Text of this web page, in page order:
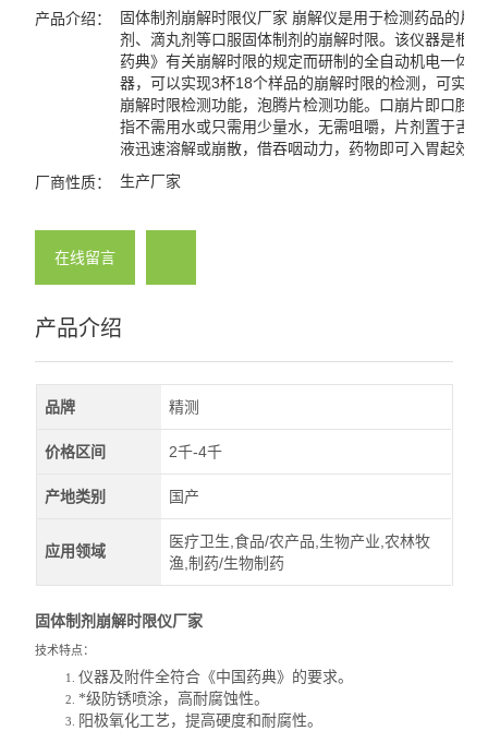
产品介绍：
固体制剂崩解时限仪厂家 崩解仪是用于检测药品的片
剂、滴丸剂等口服固体制剂的崩解时限。该仪器是根
药典》有关崩解时限的规定而研制的全自动机电一体
器，可以实现3杯18个样品的崩解时限的检测，可实现
崩解时限检测功能，泡腾片检测功能。口崩片即口腔
指不需用水或只需用少量水，无需咀嚼，片剂置于舌
液迅速溶解或崩散，借吞咽动力，药物即可入胃起效
厂商性质： 生产厂家
在线留言
产品介绍
品牌 精测
价格区间 2千-4千
产地类别 国产
应用领域
医疗卫生,食品/农产品,生物产业,农林牧
渔,制药/生物制药
固体制剂崩解时限仪厂家
技术特点：
1.仪器及附件全符合《中国药典》的要求。
2. *级防锈喷涂，高耐腐蚀性。
3. 阳极氧化工艺，提高硬度和耐腐性。